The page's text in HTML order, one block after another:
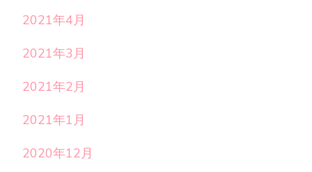
2021年4月
2021年3月
2021年2月
2021年1月
2020年12月